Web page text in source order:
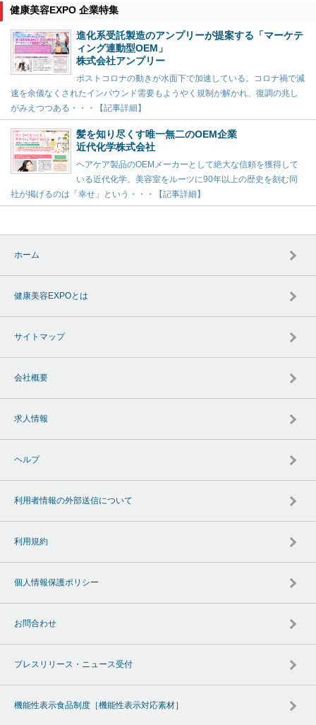
健康美容EXPO 企業特集
進化系受託製造のアンプリーが提案する「マーケテ
ィング連動型OEM」
株式会社アンプリー
ポストコロナの動きが水面下で加速している。コロナ禍で減
速を余儀なくされたインバウンド需要もようやく規制が解かれ、復調の兆し
がみえつつある・・・【記事詳細】
髪を知り尽くす唯一無二のOEM企業
近代化学株式会社
ヘアケア製品のOEMメーカーとして絶大な信頼を獲得して
いる近代化学。美容室をルーツに90年以上の歴史を刻む同
社が掲げるのは「幸せ」という・・・【記事詳細】
ホーム
健康美容EXPOとは
サイトマップ
会社概要
求人情報
ヘルプ
利用者情報の外部送信について
利用規約
個人情報保護ポリシー
お問合わせ
プレスリリース・ニュース受付
機能性表示食品制度［機能性表示対応素材］